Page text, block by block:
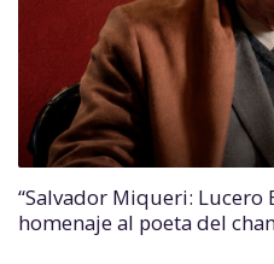
“Salvador Miqueri: Lucero
homenaje al poeta del